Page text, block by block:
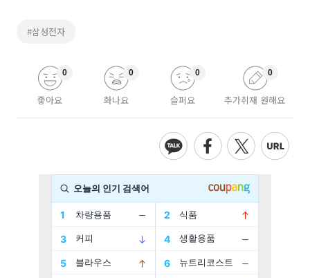
#삼성전자
좋아요
0
화나요
0
슬퍼요
0
추가취재 원해요
0